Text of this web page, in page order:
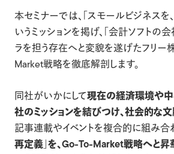
本セミナーでは、「スモールビジネスを
いうミッションを掲げ、「会計ソフトの会
ラを担う存在へと変貌を遂げたフリー
Market戦略を徹底解剖します。
同社がいかにして現在の経済環境や
社のミッションを結びつけ、社会的な
記事連載やイベントを複合的に組み合
再定義」を、Go-To-Market戦略へと昇